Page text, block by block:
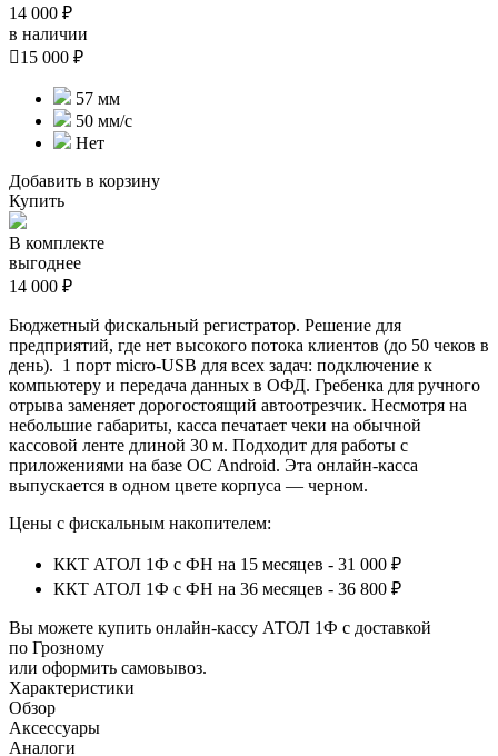
14 000 ₽
в наличии
15 000 ₽
57 мм
50 мм/с
Нет
Добавить в корзину
Купить
В комплекте
выгоднее
14 000 ₽
Бюджетный фискальный регистратор. Решение для
предприятий, где нет высокого потока клиентов (до 50 чеков в
день). 1 порт micro-USB для всех задач: подключение к
компьютеру и передача данных в ОФД. Гребенка для ручного
отрыва заменяет дорогостоящий автоотрезчик. Несмотря на
небольшие габариты, касса печатает чеки на обычной
кассовой ленте длиной 30 м. Подходит для работы с
приложениями на базе ОС Android. Эта онлайн-касса
выпускается в одном цвете корпуса — черном.
Цены с фискальным накопителем:
ККТ АТОЛ 1Ф с ФН на 15 месяцев - 31 000 ₽
ККТ АТОЛ 1Ф с ФН на 36 месяцев - 36 800 ₽
Вы можете купить онлайн‑кассу АТОЛ 1Ф с доставкой
по Грозному
или оформить самовывоз.
Характеристики
Обзор
Аксессуары
Аналоги